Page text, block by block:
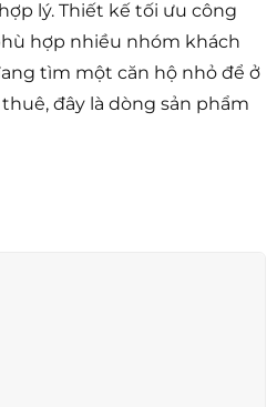
lý. Thiết kế tối ưu công
hợp nhiều nhóm khách
tìm một căn hộ nhỏ để ở
đây là dòng sản phẩm